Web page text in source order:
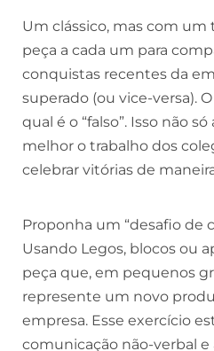
Um clássico, mas com
peça a cada um para
conquistas recentes da
superado (ou vice-versa).
qual é o “falso”. Isso não
melhor o trabalho dos
celebrar vitórias de
Proponha um “desafio de
Usando Legos, blocos ou
peça que, em pequenos
represente um novo
empresa. Esse exercício
comunicação não-verbal e